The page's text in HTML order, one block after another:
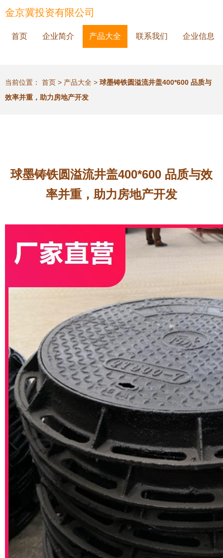
金京冀投资有限公司
首页 企业简介 产品大全 联系我们 企业信息
当前位置： 首页 > 产品大全 > 球墨铸铁圆溢流井盖400*600 品质与
效率并重，助力房地产开发
球墨铸铁圆溢流井盖400*600 品质与效
率并重，助力房地产开发